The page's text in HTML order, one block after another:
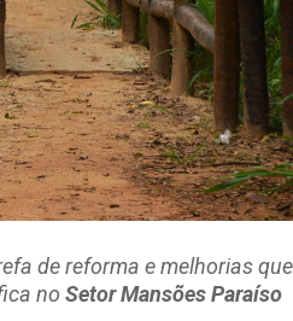
de reforma e melhorias que
no Setor Mansões Paraíso